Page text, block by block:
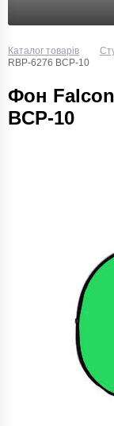
Каталог товарів
RBP-6276 BCP-10
Фон Falcon
BCP-10